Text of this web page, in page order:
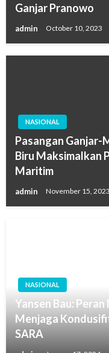
Ganjar Pranowo
admin October 10, 2023
NASIONAL
Pasangan Ganjar-
Biru Maksimalkan
Maritim
admin November 15, 2023
NASIONAL
Yansen Bau:
Menjaga
SARA